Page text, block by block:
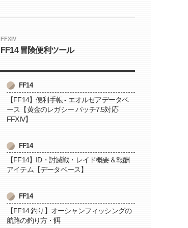
FFXIV
FF14 冒険便利ツール
FF14
【FF14】便利手帳 - エオルゼアデータベ
ース【黄金のレガシー パッチ7.5対応
FFXIV】
FF14
【FF14】ID・討滅戦・レイド概要＆報酬
アイテム【データベース】
FF14
【FF14 釣り】オーシャンフィッシングの
航路の釣り方・餌